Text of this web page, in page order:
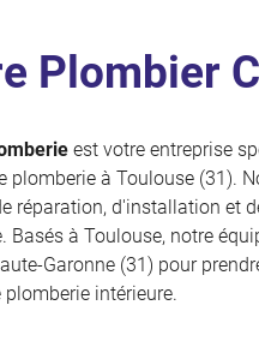
vous consentez à recevoir nos
ci-dessus. Vous pouvez vous désinscrire
désinscription
Inscription
Plombier
est votre entreprise
plomberie à Toulouse (31).
réparation, d'installation et
Basés à Toulouse, notre
Garonne (31) pour
plomberie intérieure.